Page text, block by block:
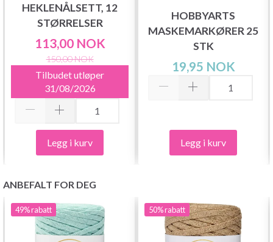
HEKLENÅLSETT, 12
STØRRELSER
113,00 NOK
150,00 NOK
Tilbudet utløper
31/08/2026
Legg i kurv
HOBBYARTS
MASKEMARKØRER 25
STK
19,95 NOK
Legg i kurv
ANBEFALT FOR DEG
49%rabatt 50%rabatt